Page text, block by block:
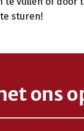
sturen!
ons